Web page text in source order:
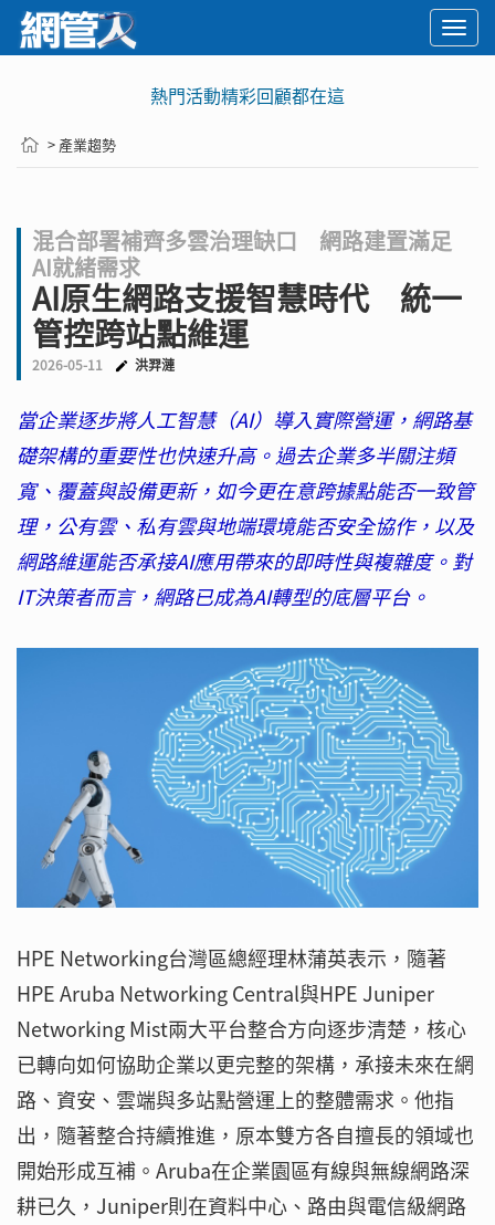
熱門活動精彩回顧都在這
> 產業趨勢
混合部署補齊多雲治理缺口 網路建置滿足
AI就緒需求
AI原生網路支援智慧時代 統一
管控跨站點維運
2026-05-11 洪羿漣
當企業逐步將人工智慧（AI）導入實際營運，網路基
礎架構的重要性也快速升高。過去企業多半關注頻
寬、覆蓋與設備更新，如今更在意跨據點能否一致管
理，公有雲、私有雲與地端環境能否安全協作，以及
網路維運能否承接AI應用帶來的即時性與複雜度。對
IT決策者而言，網路已成為AI轉型的底層平台。
HPE Networking台灣區總經理林蒲英表示，隨著
HPE Aruba Networking Central與HPE Juniper
Networking Mist兩大平台整合方向逐步清楚，核心
已轉向如何協助企業以更完整的架構，承接未來在網
路、資安、雲端與多站點營運上的整體需求。他指
出，隨著整合持續推進，原本雙方各自擅長的領域也
開始形成互補。Aruba在企業園區有線與無線網路深
耕已久，Juniper則在資料中心、路由與電信級網路